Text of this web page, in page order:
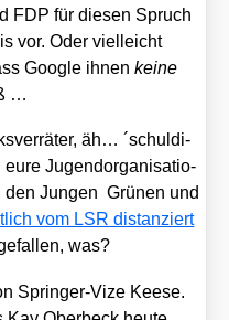
FDP für die­sen Spruch
vor. Oder viel­leicht
Goog­le ihnenkei­ne
…
äh… ´schul­di­
eure Jugend­or­ga­ni­sa­tio­
den Jun­gen Grü­nen und
vom LSR distan­ziert
was?
Sprin­ger-Vize Kee­se.